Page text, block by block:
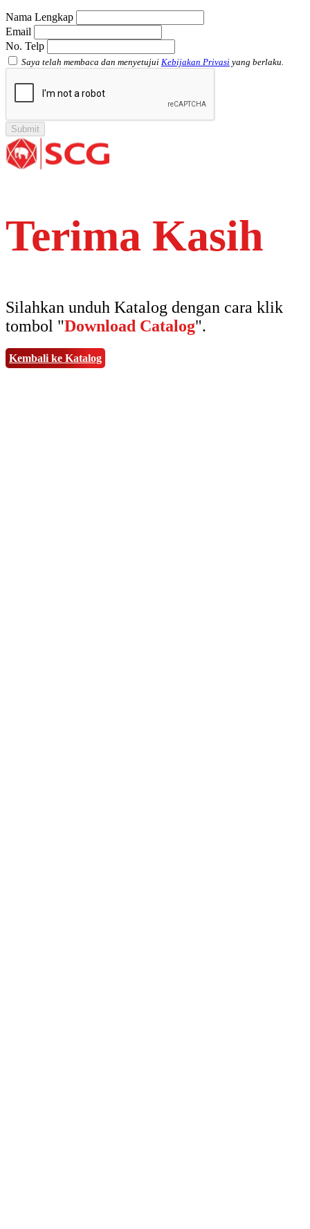
Nama Lengkap
Email
No. Telp
Saya telah membaca dan menyetujui Kebijakan Privasi yang berlaku.
Terima Kasih
Silahkan unduh Katalog dengan cara klik
tombol "Download Catalog".
Kembali ke Katalog